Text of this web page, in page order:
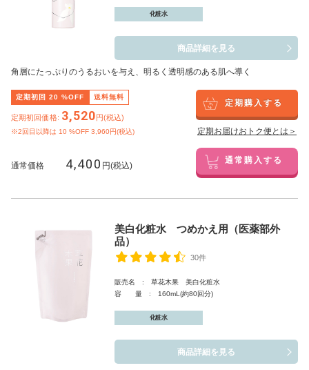
化粧水
商品詳細を見る
角層にたっぷりのうるおいを与え、明るく透明感のある肌へ導く
定期初回 20 %OFF 送料無料
定期初回価格: 3,520円(税込)
※2回目以降は 10 %OFF 3,960円(税込)
定期購入する
定期お届けおトク便とは＞
通常価格 4,400 円(税込) 通常購入する
美白化粧水 つめかえ用（医薬部外
品）
30件
販売名 : 草花木果 美白化粧水
容 量 : 160mL(約80回分)
化粧水
商品詳細を見る